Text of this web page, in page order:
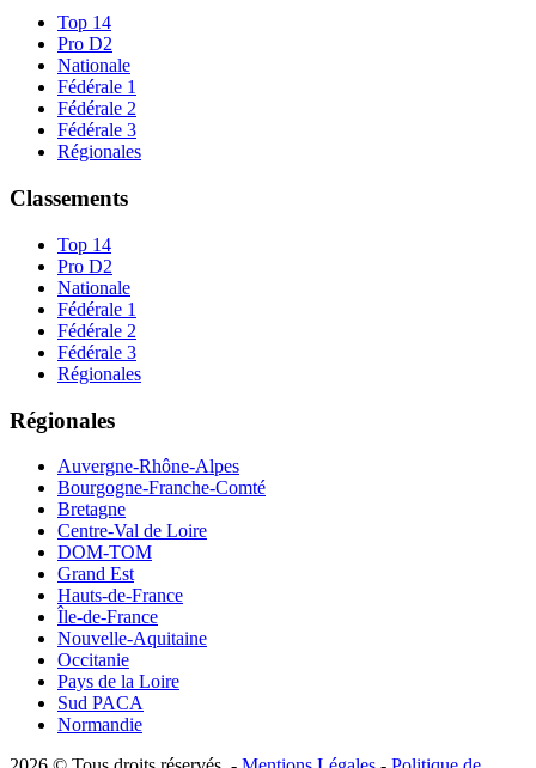
Top 14
Pro D2
Nationale
Fédérale 1
Fédérale 2
Fédérale 3
Régionales
Classements
Top 14
Pro D2
Nationale
Fédérale 1
Fédérale 2
Fédérale 3
Régionales
Régionales
Auvergne-Rhône-Alpes
Bourgogne-Franche-Comté
Bretagne
Centre-Val de Loire
DOM-TOM
Grand Est
Hauts-de-France
Île-de-France
Nouvelle-Aquitaine
Occitanie
Pays de la Loire
Sud PACA
Normandie